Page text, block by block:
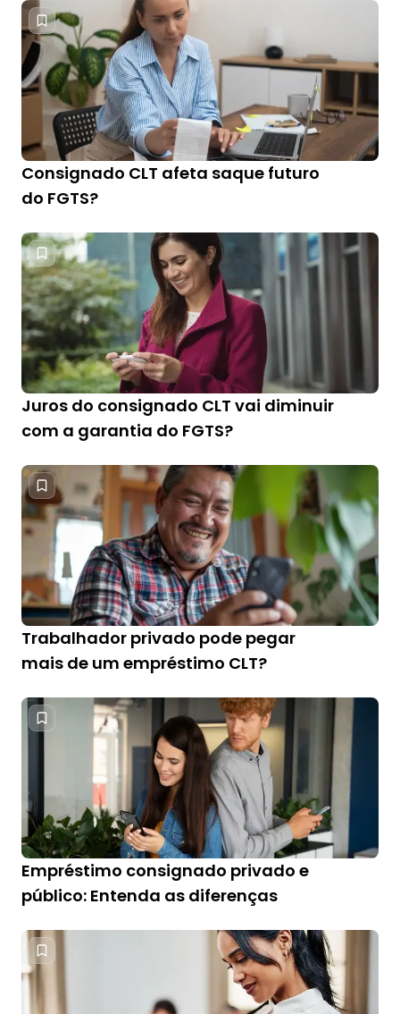
Consignado CLT afeta saque futuro
do FGTS?
Juros do consignado CLT vai diminuir
com a garantia do FGTS?
Trabalhador privado pode pegar
mais de um empréstimo CLT?
Empréstimo consignado privado e
público: Entenda as diferenças